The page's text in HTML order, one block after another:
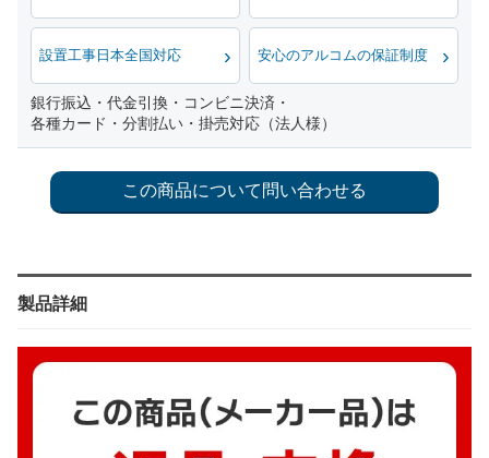
設置工事日本全国対応 安心のアルコムの保証制度
銀行振込・代金引換・コンビニ決済・
各種カード・分割払い・掛売対応（法人様）
製品詳細